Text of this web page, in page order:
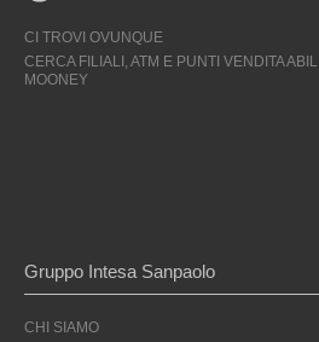
CI TROVI OVUNQUE
CERCA FILIALI, ATM E PUNTI VENDITA
MOONEY
Gruppo Intesa Sanpaolo
CHI SIAMO